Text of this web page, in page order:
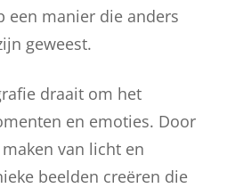
een manier die anders
geweest.
draait om het
en emoties. Door
van licht en
beelden creëren die